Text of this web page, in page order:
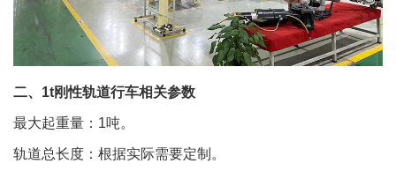
二、1t刚性轨道行车相关参数
最大起重量：1吨。
轨道总长度：根据实际需要定制。